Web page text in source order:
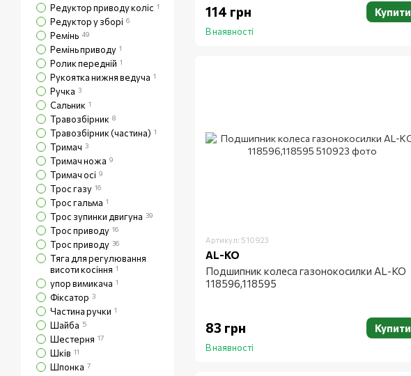
114 грн Купити
В наявності
Артикул: 510923
AL-KO
Подшипник колеса газонокосилки AL-KO
118596,118595
83 грн Купити
В наявності
Редуктор приводу коліс 1
Редуктор у зборі 6
Ремінь 49
Ремінь приводу 1
Ролик передній 1
Рукоятка нижня ведуча 1
Ручка 3
Сальник 1
Травозбірник 8
Травозбірник (частина) 1
Тримач 3
Тримач ножа 9
Тримач осі 9
Трос газу 16
Трос гальма 1
Трос зупинки двигуна 39
Трос приводу 16
Трос приводу 36
Тяга для регулювання
висоти косіння 1
упор вимикача 1
Фіксатор 3
Частина ручки 1
Шайба 5
Шестерня 17
Шків 11
Шпонка 7